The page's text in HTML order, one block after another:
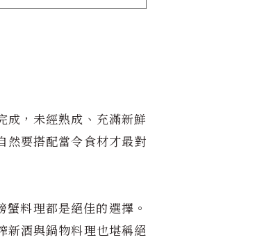
成，未經熟成、充滿新鮮
然要搭配當令食材才最對
料理都是絕佳的選擇。
新酒與鍋物料理也堪稱絕